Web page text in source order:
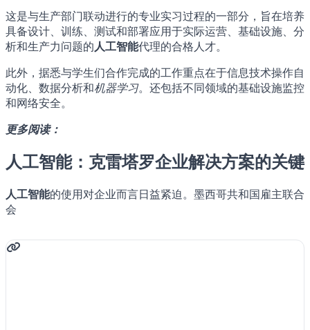
这是与生产部门联动进行的专业实习过程的一部分，旨在培养
具备设计、训练、测试和部署应用于实际运营、基础设施、分
析和生产力问题的 人工智能代理的合格人才。
此外，据悉与学生们合作完成的工作重点在于信息技术操作自
动化、数据分析和机器学习。还包括不同领域的基础设施监控
和网络安全。
更多阅读：
人工智能：克雷塔罗企业解决方案的关键
人工智能的使用对企业而言日益紧迫。墨西哥共和国雇主联合
会